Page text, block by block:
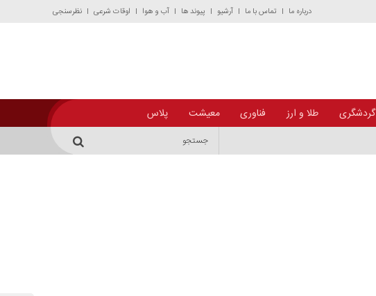
درباره ما تماس با ما آرشیو پیوند ها آب و هوا اوقات شرعی نظرسنجی
گردشگری طلا و ارز فناوری معیشت پلاس